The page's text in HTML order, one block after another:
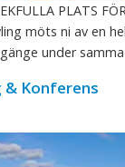
PLATS
möts ni av en
under samma
& Konferens